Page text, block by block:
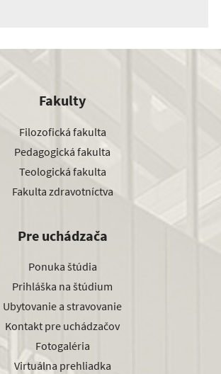
Fakulty
Filozofická fakulta
Pedagogická fakulta
Teologická fakulta
Fakulta zdravotníctva
Pre uchádzača
Ponuka štúdia
Prihláška na štúdium
Ubytovanie a stravovanie
Kontakt pre uchádzačov
Fotogaléria
Virtuálna prehliadka